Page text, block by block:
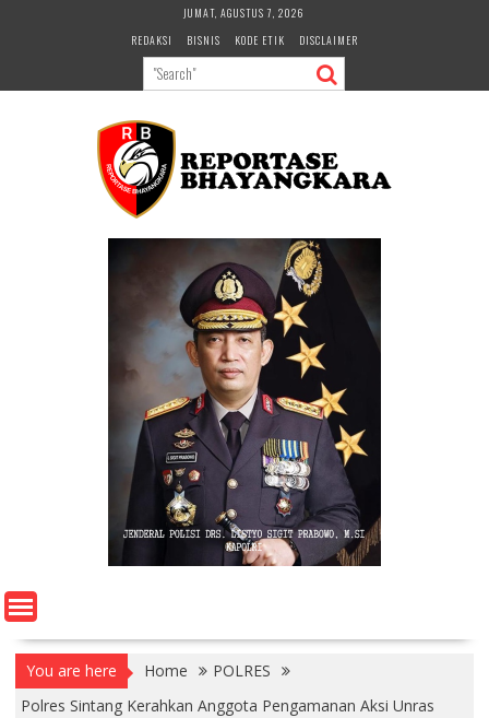
JUMAT, AGUSTUS 7, 2026
REDAKSI
BISNIS KODE ETIK DISCLAIMER
You are here Home
POLRES
Polres Sintang Kerahkan Anggota Pengamanan Aksi Unras